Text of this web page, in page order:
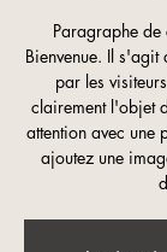
Paragraphe de
Bienvenue. Il
par les
clairement l'objet
attention avec une
ajoutez une